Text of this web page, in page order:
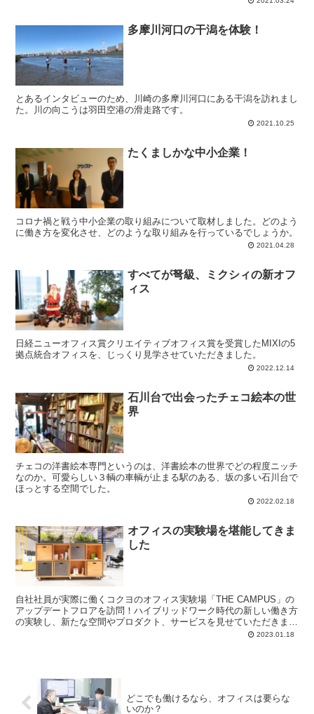
多摩川河口の干潟を体験！
とあるインタビューのため、川崎の多摩川河口にある干潟を訪れまし
た。川の向こうは羽田空港の滑走路です。
2021.10.25
たくましかな中小企業！
コロナ禍と戦う中小企業の取り組みについて取材しました。どのよう
に働き方を変化させ、どのような取り組みを行っているでしょうか。
2021.04.28
すべてが弩級、ミクシィの新オフ
ィス
日経ニューオフィス賞クリエイティブオフィス賞を受賞したMIXIの5
拠点統合オフィスを、じっくり見学させていただきました。
2022.12.14
石川台で出会ったチェコ絵本の世
界
チェコの洋書絵本専門というのは、洋書絵本の世界でどの程度ニッチ
なのか。可愛らしい３輌の車輌が止まる駅のある、坂の多い石川台で
ほっとする空間でした。
2022.02.18
オフィスの実験場を堪能してきま
した
自社社員が実際に働くコクヨのオフィス実験場「THE CAMPUS」の
アップデートフロアを訪問！ハイブリッドワーク時代の新しい働き方
の実験し、新たな空間やプロダクト、サービスを見せていただきまし
2023.01.18
どこでも働けるなら、オフィスは要らな
いのか？